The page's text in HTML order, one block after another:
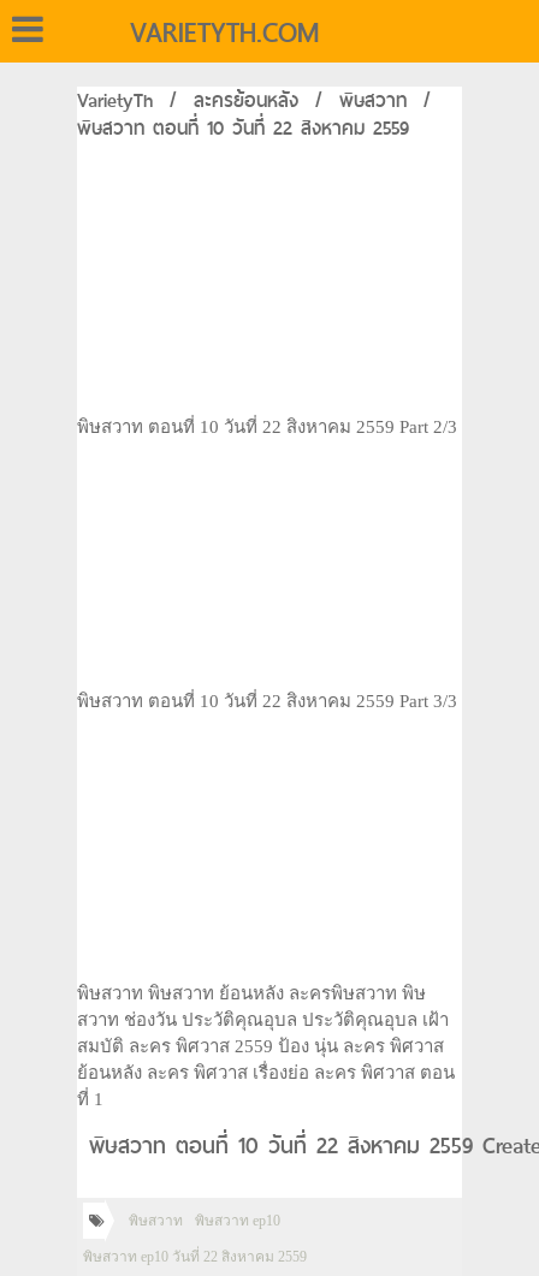
VARIETYTH.COM
VarietyTh / ละครย้อนหลัง / พิษสวาท /
พิษสวาท ตอนที่ 10 วันที่ 22 สิงหาคม 2559
พิษสวาท ตอนที่ 10 วันที่ 22 สิงหาคม 2559 Part 2/3
พิษสวาท ตอนที่ 10 วันที่ 22 สิงหาคม 2559 Part 3/3
พิษสวาท พิษสวาท ย้อนหลัง ละครพิษสวาท พิษ
สวาท ช่องวัน ประวัติคุณอุบล ประวัติคุณอุบล เฝ้า
สมบัติ ละคร พิศวาส 2559 ป้อง นุ่น ละคร พิศวาส
ย้อนหลัง ละคร พิศวาส เรื่องย่อ ละคร พิศวาส ตอน
ที่ 1
พิษสวาท ตอนที่ 10 วันที่ 22 สิงหาคม 2559
พิษสวาท พิษสวาท ep10
พิษสวาท ep10 วันที่ 22 สิงหาคม 2559